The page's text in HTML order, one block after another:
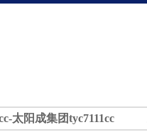
太阳成集团tyc7111cc